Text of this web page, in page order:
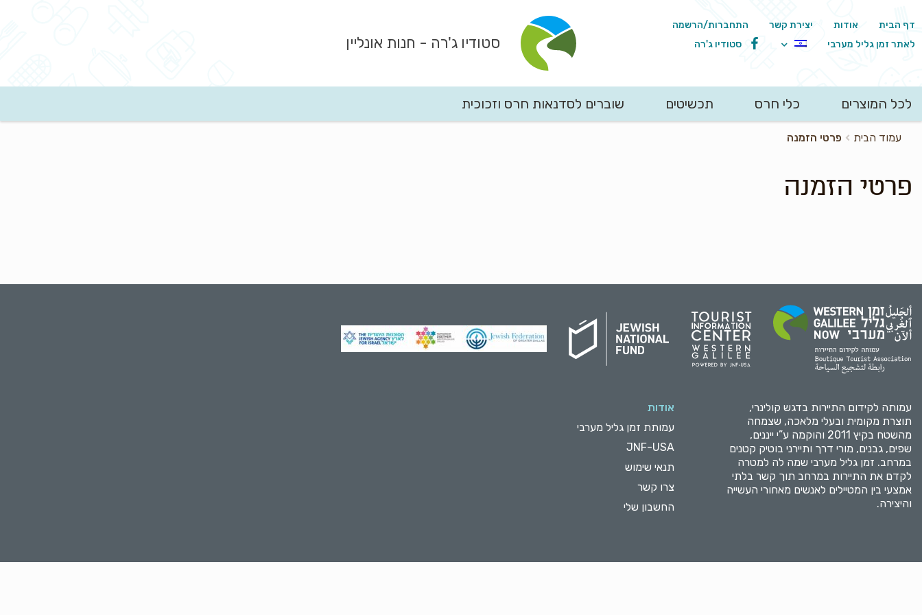
דף הבית אודות יצירת קשר
התחברות/הרשמה
לאתר זמן גליל מערבי
סטודיו ג'רה סטודיו ג'רה - חנות אונליין
לכל המוצרים כלי חרס תכשיטים שוברים לסדנאות חרס וזכוכית
חיפוש
עמוד הבית פרטי הזמנה
פרטי הזמנה
עמותה לקידום התיירות בדגש קולינרי,
תוצרת מקומית ובעלי מלאכה, שצמחה
מהשטח בקיץ 2011 והוקמה ע”י ייננים,
שפים, גבנים, מורי דרך ותיירני בוטיק קטנים
במרחב. זמן גליל מערבי שמה לה למטרה
לקדם את התיירות במרחב תוך קשר בלתי
אמצעי בין המטיילים לאנשים מאחורי העשייה
והיצירה.
אודות
עמותת זמן גליל מערבי
JNF-USA
תנאי שימוש
צרו קשר
החשבון שלי